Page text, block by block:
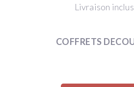
Livraison
COFFRETS